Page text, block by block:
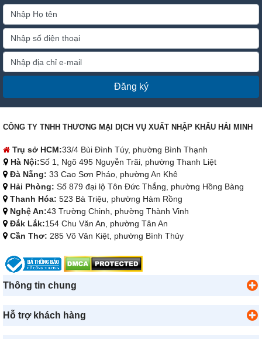
Đăng ký
CÔNG TY TNHH THƯƠNG MẠI DỊCH VỤ XUẤT NHẬP KHẨU HẢI MINH
Trụ sở HCM:33/4 Bùi Đình Túy, phường Bình Thạnh
Hà Nội:Số 1, Ngõ 495 Nguyễn Trãi, phường Thanh Liệt
Đà Nẵng: 33 Cao Sơn Pháo, phường An Khê
Hải Phòng: Số 879 đại lộ Tôn Đức Thắng, phường Hồng Bàng
Thanh Hóa: 523 Bà Triệu, phường Hàm Rồng
Nghệ An:43 Trường Chinh, phường Thành Vinh
Đắk Lắk:154 Chu Văn An, phường Tân An
Cần Thơ: 285 Võ Văn Kiệt, phường Bình Thủy
Thông tin chung
Hỗ trợ khách hàng